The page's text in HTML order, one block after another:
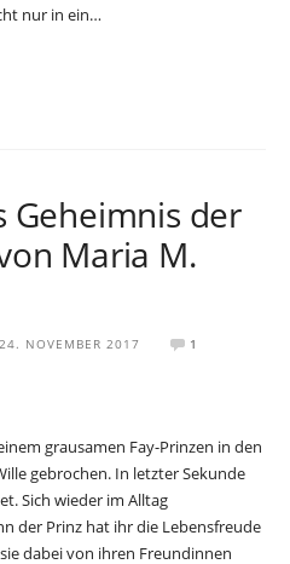
nur in ein…
Geheimnis der
Maria M.
24. NOVEMBER 2017 1
grausamen Fay-Prinzen in den
gebrochen. In letzter Sekunde
Sich wieder im Alltag
der Prinz hat ihr die Lebensfreude
dabei von ihren Freundinnen